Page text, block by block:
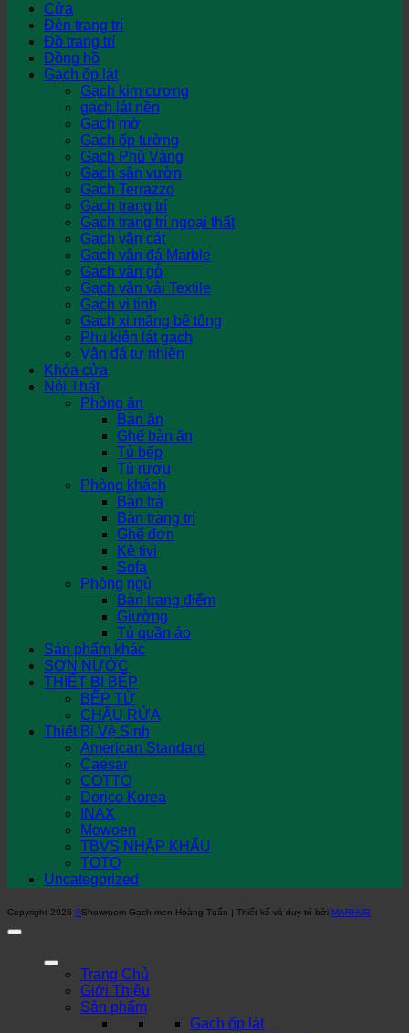
Cửa
Đèn trang trí
Đồ trang trí
Đồng hồ
Gạch ốp lát
Gạch kim cương
gạch lát nền
Gạch mờ
Gạch ốp tường
Gạch Phủ Vàng
Gạch sân vườn
Gạch Terrazzo
Gạch trang trí
Gạch trang trí ngoại thất
Gạch vân cát
Gạch vân đá Marble
Gạch vân gỗ
Gạch vân vải Textile
Gạch vi tinh
Gạch xi măng bê tông
Phụ kiện lát gạch
Vân đá tự nhiên
Khóa cửa
Nội Thất
Phòng ăn
Bàn ăn
Ghế bàn ăn
Tủ bếp
Tủ rượu
Phòng khách
Bàn trà
Bàn trang trí
Ghế đơn
Kệ tivi
Sofa
Phòng ngủ
Bàn trang điểm
Giường
Tủ quần áo
Sản phẩm khác
SƠN NƯỚC
THIẾT BỊ BẾP
BẾP TỪ
CHẬU RỬA
Thiết Bị Vệ Sinh
American Standard
Caesar
COTTO
Dorico Korea
INAX
Mowoen
TBVS NHẬP KHẨU
TOTO
Uncategorized
Copyright 2026 ©Showroom Gạch men Hoàng Tuấn | Thiết kế và duy trì bởi MARHUB
Trang Chủ
Giới Thiệu
Sản phẩm
Gạch ốp lát